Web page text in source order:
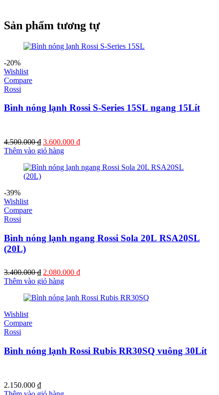
Sản phẩm tương tự
-20%
Wishlist
Compare
Rossi
Bình nóng lạnh Rossi S-Series 15SL ngang 15Lít
4.500.000₫ Giá
gốc
4.500.000 ₫.
3.600.000 ₫Giá
là:
Thêm vào giỏ hàng
-39%
Wishlist
Compare
Rossi
Bình nóng lạnh ngang Rossi Sola 20L RSA20SL
(20L)
3.400.000₫ Giá
gốc
3.400.000 ₫.
2.080.000 ₫Giá
là:
Thêm vào giỏ hàng
Wishlist
Compare
Rossi
Bình nóng lạnh Rossi Rubis RR30SQ vuông 30Lít
2.150.000 ₫